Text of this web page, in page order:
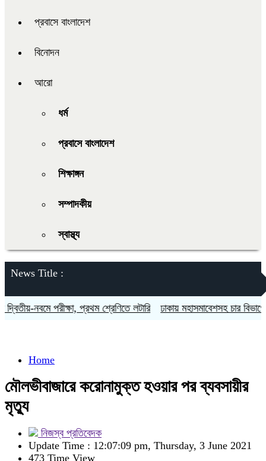
প্রবাসে বাংলাদেশ
বিনোদন
আরো
ধর্ম
প্রবাসে বাংলাদেশ
শিক্ষাঙ্গন
সম্পাদকীয়
স্বাস্থ্য
News Title :
নবমে পরীক্ষা, প্রথম শ্রেণিতে লটারি ঢাকায় মহাসমাবেশসহ চার বিভাগে
Home
মৌলভীবাজারে করোনামুক্ত হওয়ার পর ব্যবসায়ীর
মৃত্যু
নিজস্ব প্রতিবেদক
Update Time : 12:07:09 pm, Thursday, 3 June 2021
473 Time View